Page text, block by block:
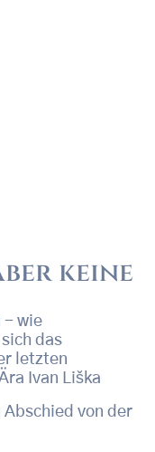
keine
- wie
das
letzten
Ivan Liška
Abschied von der